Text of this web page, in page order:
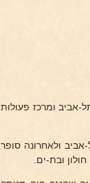
אביב ומרכז פעולות
ולאחרונה סופר
ובת-ים.